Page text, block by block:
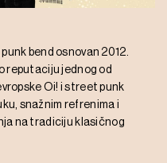
bend osnovan 2012.
reputaciju jednog od
Oi! i street punk
snažnim refrenima i
na tradiciju klasičnog